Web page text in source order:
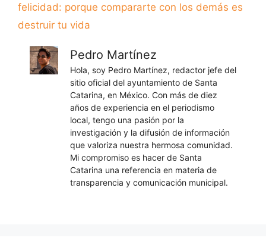
felicidad: porque compararte con los demás es
destruir tu vida
Pedro Martínez
Hola, soy Pedro Martínez, redactor jefe del
sitio oficial del ayuntamiento de Santa
Catarina, en México. Con más de diez
años de experiencia en el periodismo
local, tengo una pasión por la
investigación y la difusión de información
que valoriza nuestra hermosa comunidad.
Mi compromiso es hacer de Santa
Catarina una referencia en materia de
transparencia y comunicación municipal.